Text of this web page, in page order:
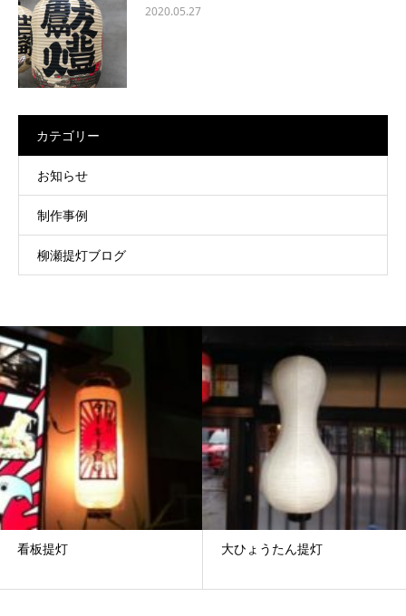
2020.05.27
カテゴリー
お知らせ
制作事例
柳瀬提灯ブログ
看板提灯 大ひょうたん提灯